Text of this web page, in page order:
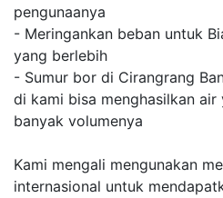
pengunaanya
- Meringankan beban untuk
yang berlebih
- Sumur bor di Cirangrang
di kami bisa menghasilkan
banyak volumenya
Kami mengali mengunakan
internasional untuk